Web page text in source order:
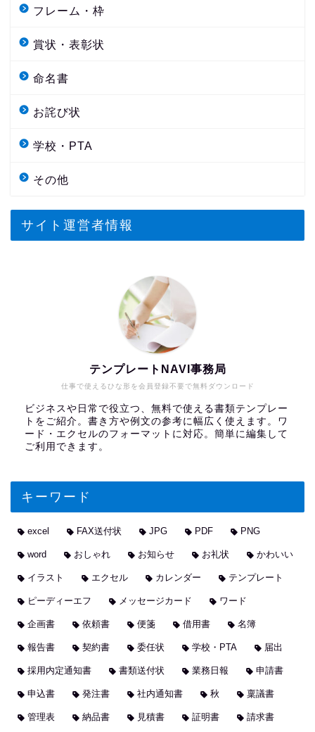
フレーム・枠
賞状・表彰状
命名書
お詫び状
学校・PTA
その他
サイト運営者情報
仕事で使えるひな形を会員登録不要で無料ダウンロード
テンプレートNAVI事務局
ビジネスや日常で役立つ、無料で使える書類テンプレー
トをご紹介。書き方や例文の参考に幅広く使えます。ワ
ード・エクセルのフォーマットに対応。簡単に編集して
ご利用できます。
キーワード
excel FAX送付状 JPG PDF PNG
word おしゃれ お知らせ お礼状 かわいい
イラスト エクセル カレンダー テンプレート
ピーディーエフ メッセージカード ワード
企画書 依頼書 便箋 借用書 名簿
報告書 契約書 委任状 学校・PTA 届出
採用内定通知書 書類送付状 業務日報 申請書
申込書 発注書 社内通知書 秋 稟議書
管理表 納品書 見積書 証明書 請求書